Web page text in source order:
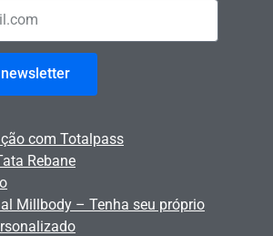
com Totalpass
Rebane
Millbody – Tenha seu próprio